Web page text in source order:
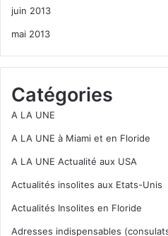
juin 2013
mai 2013
Catégories
A LA UNE
A LA UNE à Miami et en Floride
A LA UNE Actualité aux USA
Actualités insolites aux Etats-Unis
Actualités Insolites en Floride
Adresses indispensables